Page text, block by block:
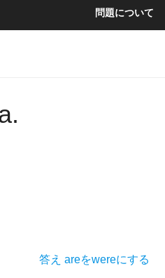
問題について
答え areをwereにする